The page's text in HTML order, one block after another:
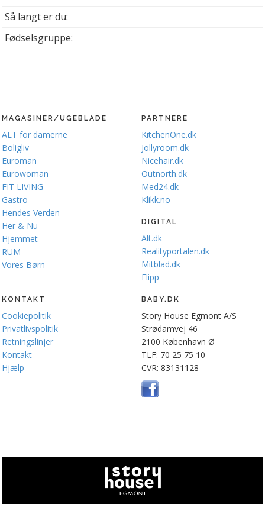
Så langt er du:
Fødselsgruppe:
MAGASINER/UGEBLADE
ALT for damerne
Boligliv
Euroman
Eurowoman
FIT LIVING
Gastro
Hendes Verden
Her & Nu
Hjemmet
RUM
Vores Børn
PARTNERE
KitchenOne.dk
Jollyroom.dk
Nicehair.dk
Outnorth.dk
Med24.dk
Klikk.no
DIGITAL
Alt.dk
Realityportalen.dk
Mitblad.dk
Flipp
KONTAKT
Cookiepolitik
Privatlivspolitik
Retningslinjer
Kontakt
Hjælp
BABY.DK
Story House Egmont A/S
Strødamvej 46
2100 København Ø
TLF: 70 25 75 10
CVR: 83131128